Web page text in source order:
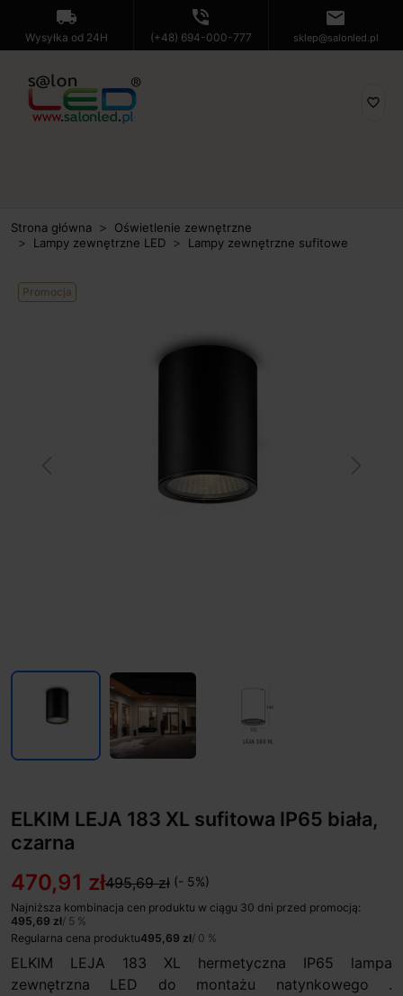
local_shipping
Wysyłka od 24H
phone_in_talk
(+48) 694-000-777
mail
sklep@salonled.pl
favorite_border
Strona główna
Oświetlenie zewnętrzne
Lampy zewnętrzne LED
Lampy zewnętrzne sufitowe
Promocja
ELKIM LEJA 183 XL sufitowa IP65 biała,
czarna
470,91 zł495,69 zł (- 5%)
Najniższa kombinacja cen produktu w ciągu 30 dni przed promocją:
495,69 zł/ 5 %
Regularna cena produktu495,69 zł/ 0 %
ELKIM LEJA 183 XL hermetyczna IP65 lampa
zewnętrzna LED do montażu natynkowego .